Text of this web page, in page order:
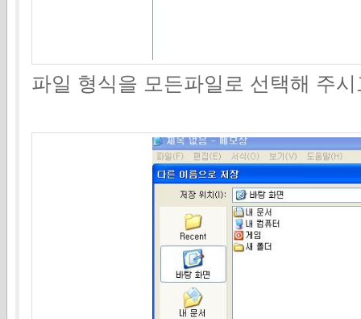
파일 형식을 모든파일로 선택해 주